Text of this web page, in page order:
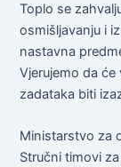
Toplo se
osmišljavanju i
nastavna
Vjerujemo da
zadataka biti
Ministarstvo za
Stručni timovi